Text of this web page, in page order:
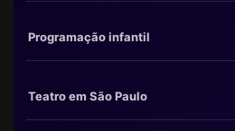
Programação infantil
Teatro em São Paulo